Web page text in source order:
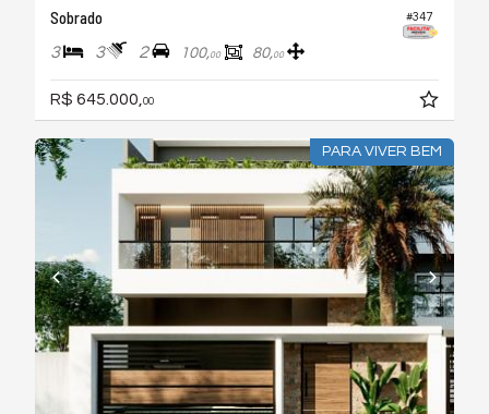
#347
Sobrado
3 3 2 100,00 80,00
R$ 645.000, 00
PARA VIVER BEM